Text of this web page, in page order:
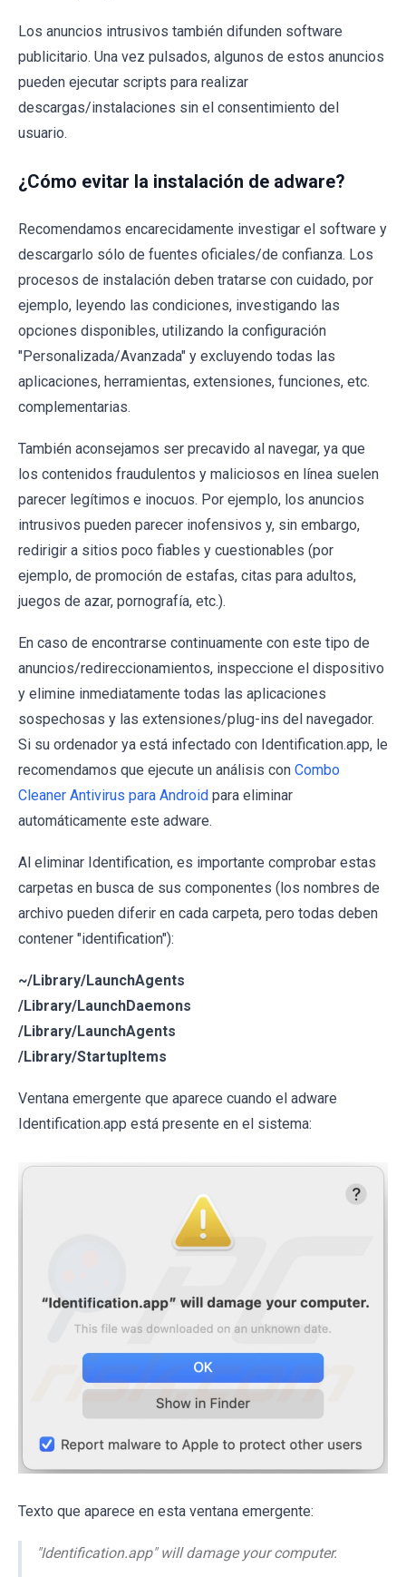
Los anuncios intrusivos también difunden software
publicitario. Una vez pulsados, algunos de estos anuncios
pueden ejecutar scripts para realizar
descargas/instalaciones sin el consentimiento del
usuario.
¿Cómo evitar la instalación de adware?
Recomendamos encarecidamente investigar el software y
descargarlo sólo de fuentes oficiales/de confianza. Los
procesos de instalación deben tratarse con cuidado, por
ejemplo, leyendo las condiciones, investigando las
opciones disponibles, utilizando la configuración
"Personalizada/Avanzada" y excluyendo todas las
aplicaciones, herramientas, extensiones, funciones, etc.
complementarias.
También aconsejamos ser precavido al navegar, ya que
los contenidos fraudulentos y maliciosos en línea suelen
parecer legítimos e inocuos. Por ejemplo, los anuncios
intrusivos pueden parecer inofensivos y, sin embargo,
redirigir a sitios poco fiables y cuestionables (por
ejemplo, de promoción de estafas, citas para adultos,
juegos de azar, pornografía, etc.).
En caso de encontrarse continuamente con este tipo de
anuncios/redireccionamientos, inspeccione el dispositivo
y elimine inmediatamente todas las aplicaciones
sospechosas y las extensiones/plug-ins del navegador.
Si su ordenador ya está infectado con Identification.app, le
recomendamos que ejecute un análisis con Combo
Cleaner Antivirus para Android para eliminar
automáticamente este adware.
Al eliminar Identification, es importante comprobar estas
carpetas en busca de sus componentes (los nombres de
archivo pueden diferir en cada carpeta, pero todas deben
contener "identification"):
~/Library/LaunchAgents
/Library/LaunchDaemons
/Library/LaunchAgents
/Library/StartupItems
Ventana emergente que aparece cuando el adware
Identification.app está presente en el sistema:
Texto que aparece en esta ventana emergente:
"Identification.app" will damage your computer.